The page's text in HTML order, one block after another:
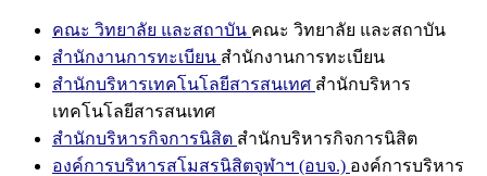
คณะ วิทยาลัย และสถาบัน คณะ วิทยาลัย และสถาบัน
สำนักงานการทะเบียน สำนักงานการทะเบียน
สำนักบริหารเทคโนโลยีสารสนเทศ สำนักบริหาร
เทคโนโลยีสารสนเทศ
สำนักบริหารกิจการนิสิต สำนักบริหารกิจการนิสิต
องค์การบริหารสโมสรนิสิตจุฬาฯ (อบจ.) องค์การบริหาร